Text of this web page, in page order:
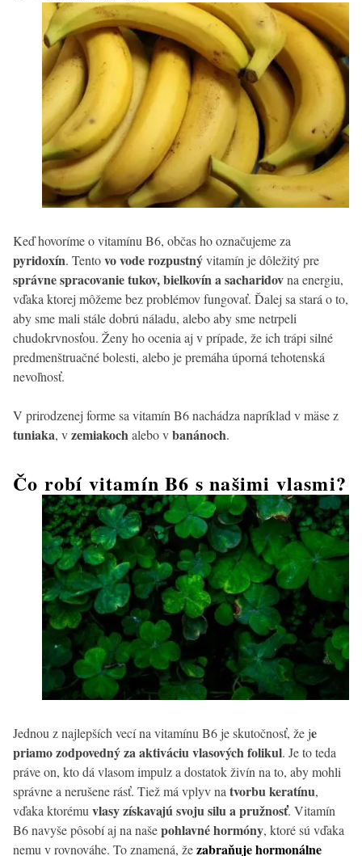
Keď hovoríme o vitamínu B6, občas ho označujeme za
pyridoxín. Tentovo vode rozpustnývitamín je dôležitý pre
správne spracovanie tukov, bielkovín a sacharidovna energiu,
vďaka ktorej môžeme bez problémov fungovať. Ďalej sa stará o to,
aby sme mali stále dobrú náladu, alebo aby sme netrpeli
chudokrvnosťou. Ženy ho ocenia aj v prípade, že ich trápi silné
predmenštruačné bolesti, alebo je premáha úporná tehotenská
nevoľnosť.
V prirodzenej forme sa vitamín B6 nachádza napríklad v mäse z
tuniaka, vzemiakochalebo vbanánoch.
Čo robí vitamín B6 s našimi vlasmi?
Jednou z najlepších vecí na vitamínu B6 je skutočnosť, že je
priamo zodpovedný za aktiváciu vlasových folikul. Je to teda
práve on, kto dá vlasom impulz a dostatok živín na to, aby mohli
správne a nerušene rásť. Tiež má vplyv na tvorbu keratínu,
vďaka ktorému vlasy získavajú svoju silu a pružnosť. Vitamín
B6 navyše pôsobí aj na našepohlavné hormóny, ktoré sú vďaka
nemu v rovnováhe. To znamená, žezabraňuje hormonálne